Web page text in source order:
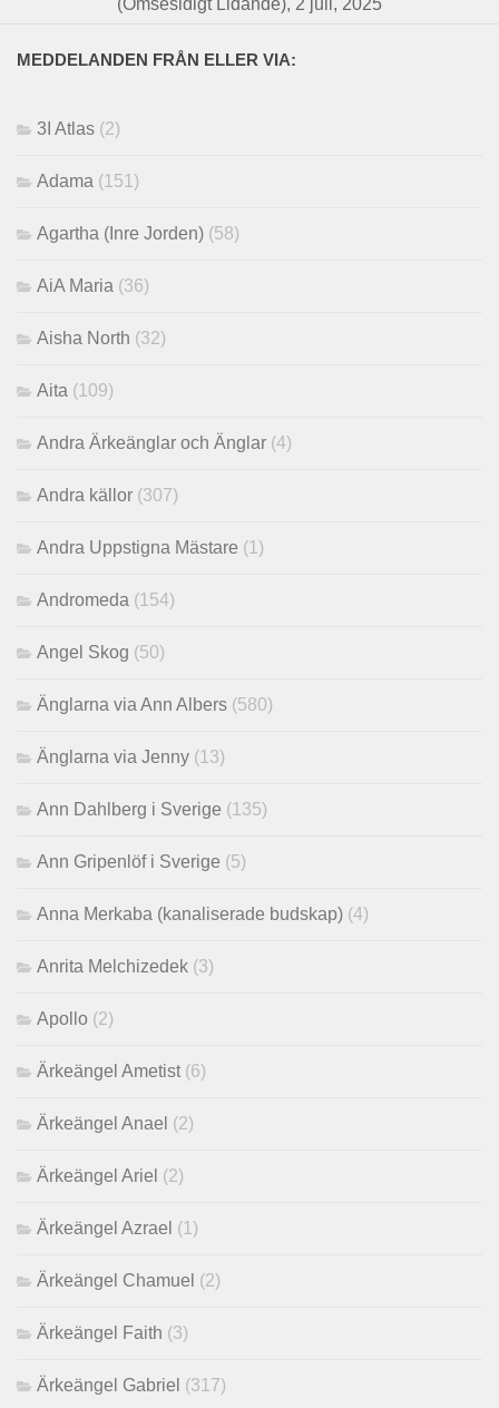
MEDDELANDEN FRÅN ELLER VIA:
3I Atlas (2)
Adama (151)
Agartha (Inre Jorden) (58)
AiA Maria (36)
Aisha North (32)
Aita (109)
Andra Ärkeänglar och Änglar (4)
Andra källor (307)
Andra Uppstigna Mästare (1)
Andromeda (154)
Angel Skog (50)
Änglarna via Ann Albers (580)
Änglarna via Jenny (13)
Ann Dahlberg i Sverige (135)
Ann Gripenlöf i Sverige (5)
Anna Merkaba (kanaliserade budskap) (4)
Anrita Melchizedek (3)
Apollo (2)
Ärkeängel Ametist (6)
Ärkeängel Anael (2)
Ärkeängel Ariel (2)
Ärkeängel Azrael (1)
Ärkeängel Chamuel (2)
Ärkeängel Faith (3)
Ärkeängel Gabriel (317)